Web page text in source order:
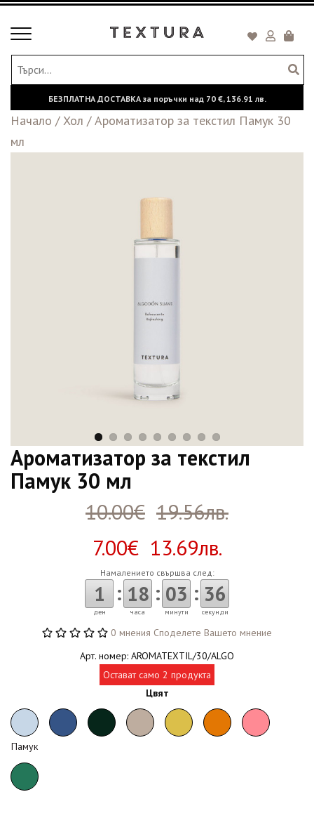
Toggle
БЕЗПЛАТНА ДОСТАВКА за поръчки над 70 €,136.91 лв.
Начало /Хол /Ароматизатор за текстил Памук 30
мл
Ароматизатор за текстил
Памук 30 мл
10.00€ 19.56лв.
7.00€ 13.69лв.
Намалението свършва след:
1
ден
: 18
часа
: 03
минути
: 36
секунди
0 мнения Споделете Вашето мнение
Арт. номер: AROMATEXTIL/30/ALGO
Остават само 2 продукта
Цвят
Памук